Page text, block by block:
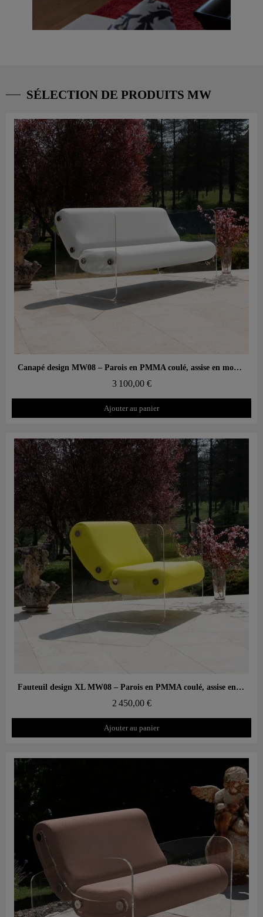
SÉLECTION DE PRODUITS MW
Aperçu rapide Canapé design MW08 – Parois en PMMA coulé, assise en mousse alvéolaire
3 100,00 €
Ajouter au panier
Aperçu rapide Fauteuil design XL MW08 – Parois en PMMA coulé, assise en mousse alvéolaire
2 450,00 €
Ajouter au panier